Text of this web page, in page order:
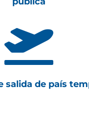

salida de país